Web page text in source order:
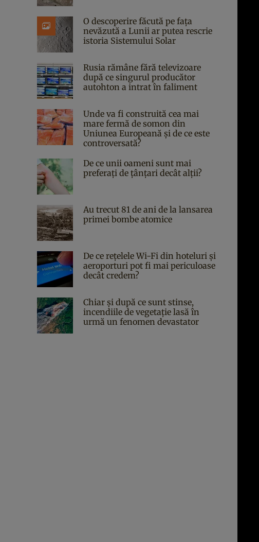
O descoperire făcută pe fața
nevăzută a Lunii ar putea rescrie
istoria Sistemului Solar
Rusia rămâne fără televizoare
după ce singurul producător
autohton a intrat în faliment
Unde va fi construită cea mai
mare fermă de somon din
Uniunea Europeană și de ce este
controversată?
De ce unii oameni sunt mai
preferați de țânțari decât alții?
Au trecut 81 de ani de la lansarea
primei bombe atomice
De ce rețelele Wi-Fi din hoteluri și
aeroporturi pot fi mai periculoase
decât credem?
Chiar și după ce sunt stinse,
incendiile de vegetație lasă în
urmă un fenomen devastator